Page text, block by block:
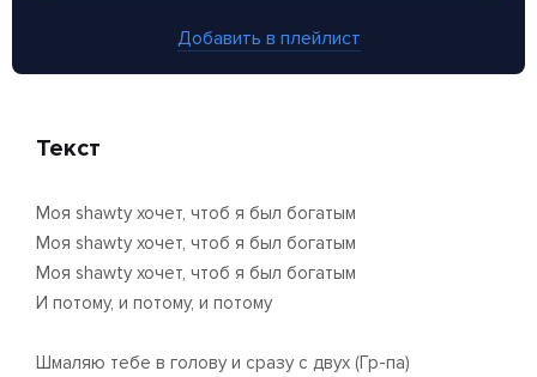
Добавить в плейлист
Текст
Моя shawty хочет, чтоб я был богатым
Моя shawty хочет, чтоб я был богатым
Моя shawty хочет, чтоб я был богатым
И потому, и потому, и потому
Шмаляю тебе в голову и сразу с двух (Гр-па)